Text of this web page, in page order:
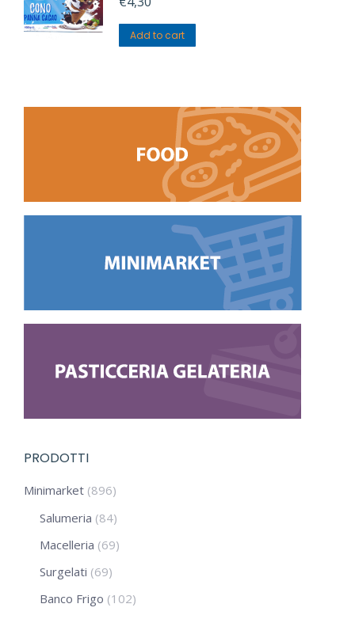
Add to cart
PRODOTTI
Minimarket (896)
Salumeria (84)
Macelleria (69)
Surgelati (69)
Banco Frigo (102)